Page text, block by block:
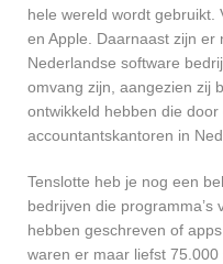
hele wereld wordt gebruikt.
en Apple. Daarnaast zijn
Nederlandse software
omvang zijn, aangezien zij
ontwikkeld hebben die
accountantskantoren in
Tenslotte heb je nog een
bedrijven die programma’s
hebben geschreven of
waren er maar liefst 75.000